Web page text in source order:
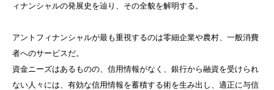
ィナンシャルの発展史を辿り、その全貌を解明する。
アントフィナンシャルが最も重視するのは零細企業や農村、一般消費
者へのサービスだ。
資金ニーズはあるものの、信用情報がなく、銀行から融資を受けられ
ない人々には、有効な信用情報を蓄積する術を生み出し、適正に与信